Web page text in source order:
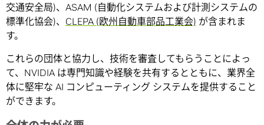
交通安全局)、ASAM (自動化システムおよび計測システムの
標準化協会)、 CLEPA (欧州自動車部品工業会) が含まれま
す。
これらの団体と協力し、技術を審査してもらうことによっ
て、NVIDIA は専門知識や経験を共有するとともに、業界全
体に堅牢な AI コンピューティング システムを提供すること
ができます。